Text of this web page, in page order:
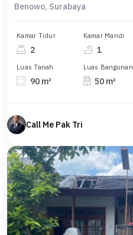
Benowo, Surabaya
Kamar Tidur
2
Kamar Mandi
1
Luas Tanah
90 m²
Luas Bangunan
50 m²
Call Me Pak Tri